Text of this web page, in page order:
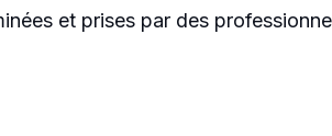
et prises par des